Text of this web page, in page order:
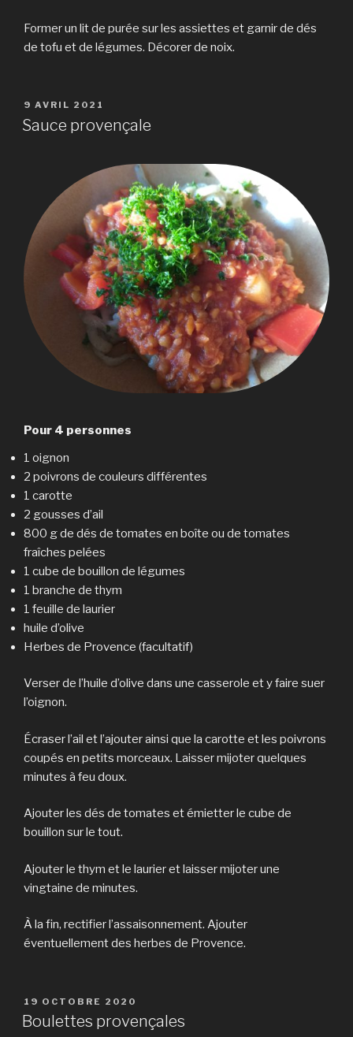
Former un lit de purée sur les assiettes et garnir de dés
de tofu et de légumes. Décorer de noix.
PUBLIÉ
LE
9 AVRIL 2021
Sauce provençale
Pour 4 personnes
1 oignon
2 poivrons de couleurs différentes
1 carotte
2 gousses d’ail
800 g de dés de tomates en boîte ou de tomates
fraîches pelées
1 cube de bouillon de légumes
1 branche de thym
1 feuille de laurier
huile d’olive
Herbes de Provence (facultatif)
Verser de l’huile d’olive dans une casserole et y faire suer
l’oignon.
Écraser l’ail et l’ajouter ainsi que la carotte et les poivrons
coupés en petits morceaux. Laisser mijoter quelques
minutes à feu doux.
Ajouter les dés de tomates et émietter le cube de
bouillon sur le tout.
Ajouter le thym et le laurier et laisser mijoter une
vingtaine de minutes.
À la fin, rectifier l’assaisonnement. Ajouter
éventuellement des herbes de Provence.
PUBLIÉ
LE
19 OCTOBRE 2020
Boulettes provençales